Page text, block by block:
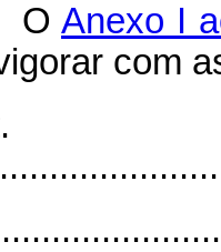
OAnexo I
com